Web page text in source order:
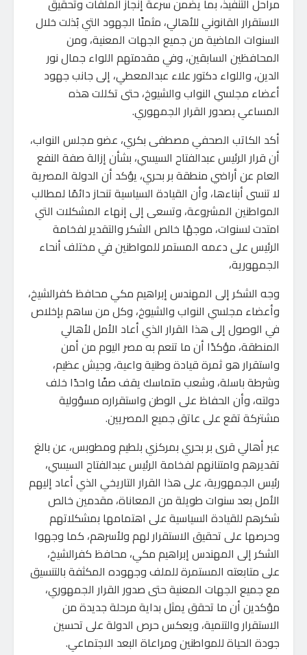
مراحل التنفيذ، بما يضمن سرعة إنجاز الملفات وتحقيق
الاستقرار القانوني للأهالي، مثمنًا الجهود التي بُذلت خلال
السنوات الماضية من جميع الجهات المعنية، ومن
المحافظين السابقين، وفي مقدمتهم اللواء جمال نور
الدين، واللواء دكتور علاء عبدالمعطي، إلى جانب جهود
أعضاء مجلسي النواب والشيوخ، حتى تكللت هذه
المساعي بصدور القرار الجمهوري.
أكد الكاتب الصحفي مصطفى بكري، عضو مجلس النواب،
أن قرار الرئيس عبدالفتاح السيسي، بشأن إزالة صفة النفع
العام عن أراضي منطقة بر بحري، يؤكد أن الدولة المصرية
لا تنسى أبناءها، وأن القيادة السياسية تنحاز دائمًا لمطالب
المواطنين المشروعة، وتسعى إلى إنهاء المشكلات التي
امتدت لسنوات، موجهًا خالص الشكر والتقدير لفخامة
الرئيس على دعمه المستمر للمواطنين في مختلف أنحاء
الجمهورية،
وجه الشكر إلى المهندس إبراهيم مكي محافظ كفرالشيخ،
وأعضاء مجلسي النواب والشيوخ، وكل من ساهم بإخلاص
في الوصول إلى هذا القرار الذي أعاد الأمل لأهالي
المنطقة، مؤكدًا أن ما تنعم به مصر اليوم من أمن
واستقرار هو ثمرة قيادة وطنية واعية، وجيش عظيم،
وشرطة باسلة، وشعب متماسك يقف صفًا واحدًا خلف
دولته، وأن الحفاظ على الوطن واستقراره مسؤولية
مشتركة تقع على عاتق جميع المصريين.
عبر أهالي قرى بر بحري بمركزي بلطيم ومطوبس، عن بالغ
تقديرهم وامتنانهم لفخامة الرئيس عبدالفتاح السيسي،
رئيس الجمهورية، على هذا القرار التاريخي الذي أعاد إليهم
الأمل بعد سنوات طويلة من المعاناة، مقدمين خالص
شكرهم للقيادة السياسية على اهتمامها بمشكلاتهم
وحرصها على تحقيق الاستقرار لهم ولأسرهم، كما وجهوا
الشكر إلى المهندس إبراهيم مكي، محافظ كفرالشيخ،
على متابعته المستمرة للملف وجهوده المكثفة بالتنسيق
مع جميع الجهات المعنية حتى صدور القرار الجمهوري،
مؤكدين أن ما تحقق يمثل بداية مرحلة جديدة من
الاستقرار والتنمية، ويعكس حرص الدولة على تحسين
جودة الحياة للمواطنين ومراعاة البعد الاجتماعي.